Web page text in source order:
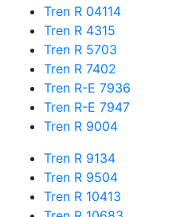
Tren R 04114
Tren R 4315
Tren R 5703
Tren R 7402
Tren R-E 7936
Tren R-E 7947
Tren R 9004
Tren R 9134
Tren R 9504
Tren R 10413